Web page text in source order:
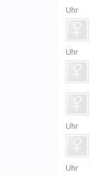
Uhr
Uhr
Uhr
Uhr